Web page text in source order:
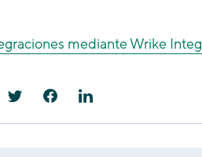
mediante Wrike